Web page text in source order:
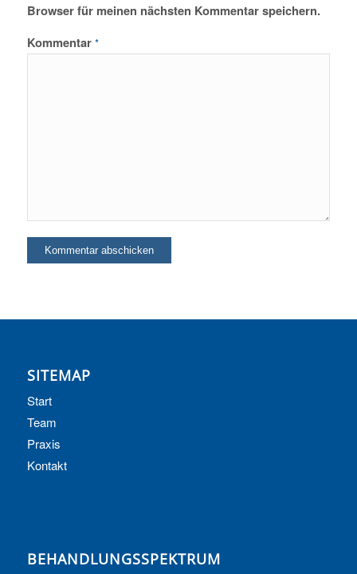
Browser für meinen nächsten Kommentar speichern.
Kommentar *
SITEMAP
Start
Team
Praxis
Kontakt
BEHANDLUNGSSPEKTRUM